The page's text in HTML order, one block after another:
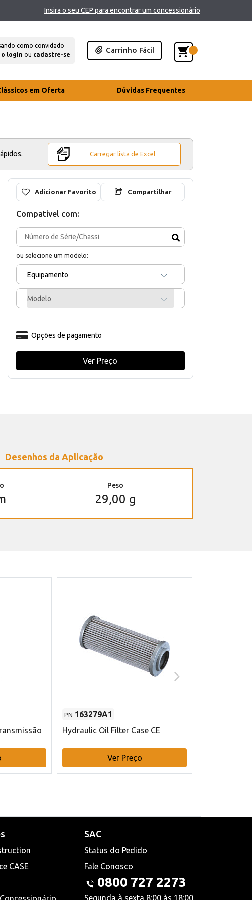
Insira o seu CEP para encontrar um concessionário
como convidado
o login ou cadastre-se
Carrinho Fácil
em Oferta Dúvidas Frequentes
Carregar lista de Excel
Adicionar Favorito Compartilhar
Compativel com:
ou selecione um modelo:
Equipamento
Modelo
Opções de pagamento
Ver Preço
Desenhos da Aplicação
Peso
29,00 g
PN 163279A1
Hydraulic Oil Filter Case CE
Ver Preço
CASE
SAC
Status do Pedido
Fale Conosco
0800 727 2273
Segunda à sexta 8:00 às 18:00